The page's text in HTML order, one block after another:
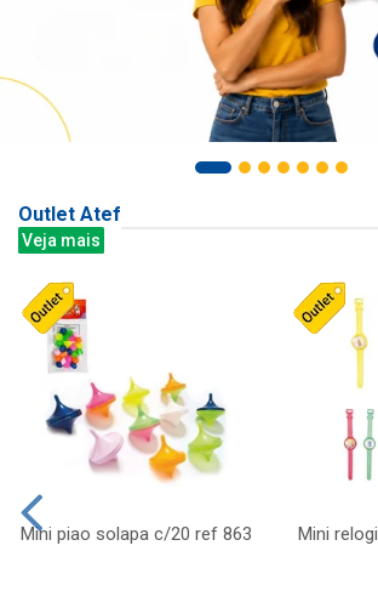
Outlet Atef
Veja mais
Mini piao solapa c/20 ref 863
Mini